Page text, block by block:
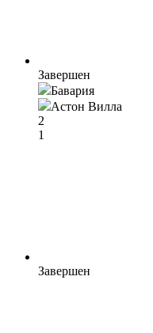
Завершен
Бавария
Астон Вилла
2
1
Завершен